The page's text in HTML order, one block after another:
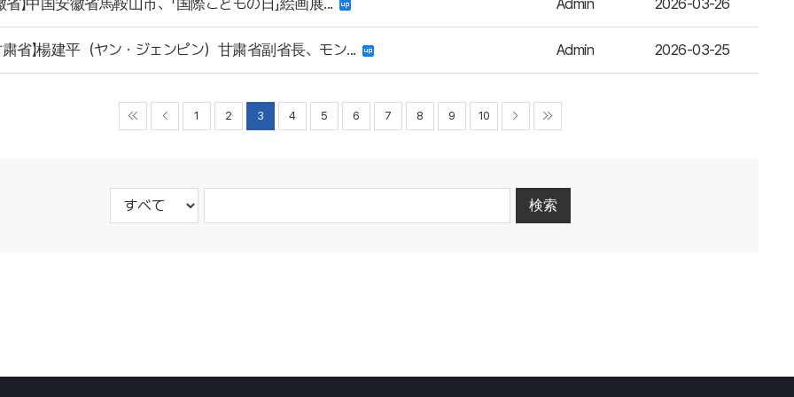
省】中国安徽省馬鞍山市、「国際こどもの日」絵画展... Admin 2026-03-26
粛省】楊建平（ヤン・ジェンピン）甘粛省副省長、モン... Admin 2026-03-25
1 2 3 4 5 6 7 8 9 10
検索